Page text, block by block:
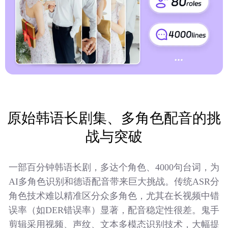
原始韩语长剧集、多角色配音的挑
战与突破
一部百分钟韩语长剧，多达个角色、4000句台词，为
AI多角色识别和德语配音带来巨大挑战。传统ASR分
角色技术难以精准区分众多角色，尤其在长视频中错
误率（如DER错误率）显著，配音稳定性很差。鬼手
剪辑采用视频、声纹、文本多模态识别技术，大幅提